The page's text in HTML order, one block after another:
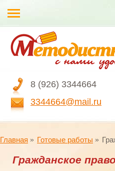
8 (926) 3344664
3344664@mail.ru
Главная Готовые работы
Гражданское